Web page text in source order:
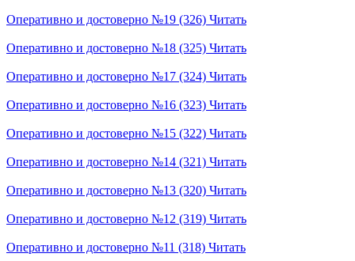
Оперативно и достоверно №19 (326) Читать
Оперативно и достоверно №18 (325) Читать
Оперативно и достоверно №17 (324) Читать
Оперативно и достоверно №16 (323) Читать
Оперативно и достоверно №15 (322) Читать
Оперативно и достоверно №14 (321) Читать
Оперативно и достоверно №13 (320) Читать
Оперативно и достоверно №12 (319) Читать
Оперативно и достоверно №11 (318) Читать